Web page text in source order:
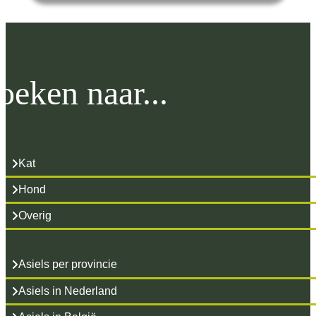
naar...
Kat
Hond
Overig
Asiels per provincie
Asiels in Nederland